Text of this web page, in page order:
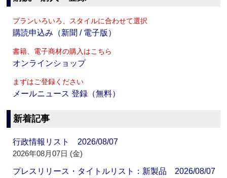
プランいろいろ、スタイルに合わせて選択
購読申込み（新聞 / 電子版）
書籍、電子商材の購入はこちら
オンラインショップ
まずはご登録ください
メールニュース 登録（無料）
新着記事
行政情報リスト 2026/08/07
2026年08月07日 (金)
プレスリリース・タイトルリスト：新製品 2026/08/07